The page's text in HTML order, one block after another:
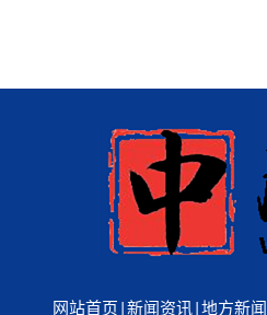
网站首页 |新闻资讯|地方新闻